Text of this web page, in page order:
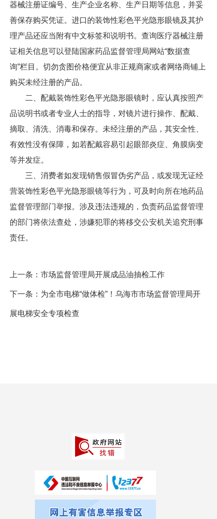
器械注册证编号、生产企业名称、生产日期等信息，并妥
善保存购买凭证。进口的装饰性彩色平光隐形眼镜及其护
理产品还应当附有中文标签和说明书。查询医疗器械注册
证相关信息可以登陆国家药品监督管理局网站“数据查
询”栏目。切勿贪图价格便宜从非正规商家或者网络商铺上
购买未经注册的产品。
二、配戴装饰性彩色平光隐形眼镜时，应认真按照产
品说明书或者专业人士的指导，对镜片进行操作、配戴、
摘取、清洗、消毒和保存。未经注册的产品，其安全性、
有效性没有保障，如若配戴容易引起眼部炎症、角膜病变
等并发症。
三、消费者如发现销售假冒伪劣产品，或发现无证经
营装饰性彩色平光隐形眼镜等行为，可及时向所在地药品
监督管理部门举报。涉及违法违规的，负责药品监督管理
的部门将依法查处，涉嫌犯罪的将移交公安机关追究刑事
责任。
上一条： 市场监督管理局开展成品油抽检工作
下一条： 为全市电梯“做体检”！乌海市市场监督管理局开
展电梯安全专项检查